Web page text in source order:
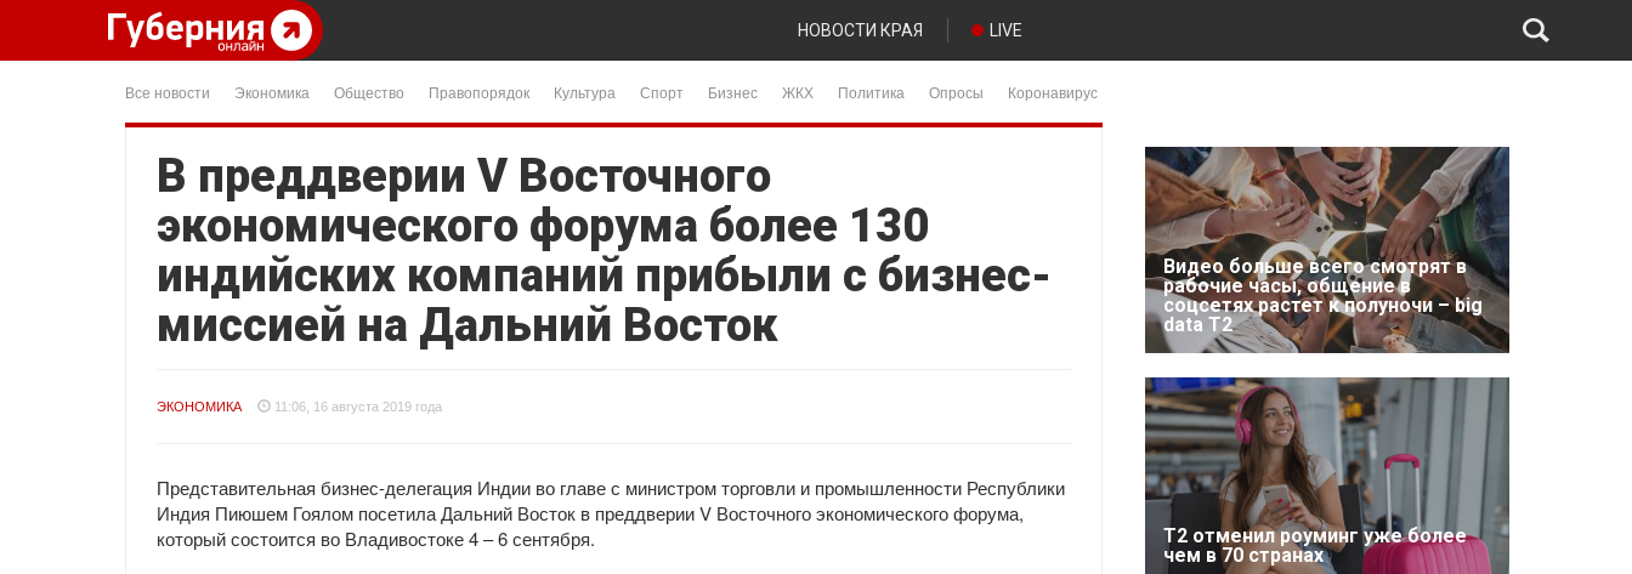
НОВОСТИ КРАЯ LIVE
Все новости Экономика Общество Правопорядок Культура Спорт Бизнес ЖКХ Политика Опросы Коронавирус
В преддверии V Восточного
экономического форума более 130
индийских компаний прибыли с бизнес-
миссией на Дальний Восток
ЭКОНОМИКА 11:06, 16 августа 2019 года
Представительная бизнес-делегация Индии во главе с министром торговли и промышленности Республики
Индия Пиюшем Гоялом посетила Дальний Восток в преддверии V Восточного экономического форума,
который состоится во Владивостоке 4 – 6 сентября.
Видео больше всего смотрят в
рабочие часы, общение в
соцсетях растет к полуночи – big
data T2
Т2 отменил роуминг уже более
чем в 70 странах